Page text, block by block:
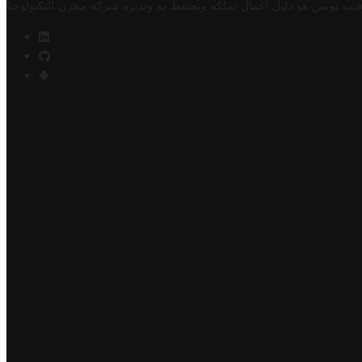
تونس هو دليل أعمال تملكه وتحتفظ به وتديره شركة مخزن التكنولوجيا